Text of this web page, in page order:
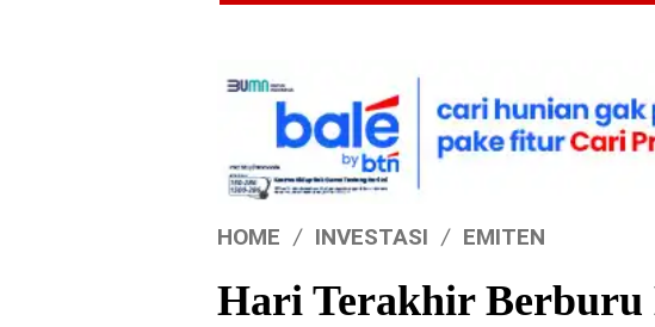
HOME INVESTASI EMITEN
Hari Terakhir Berburu